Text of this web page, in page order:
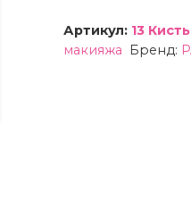
13
Артикул: 13 Кисть
макияжа
Бренд: